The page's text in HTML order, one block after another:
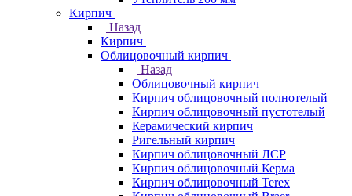
Кирпич
Назад
Кирпич
Облицовочный кирпич
Назад
Облицовочный кирпич
Кирпич облицовочный полнотелый
Кирпич облицовочный пустотелый
Керамический кирпич
Ригельный кирпич
Кирпич облицовочный ЛСР
Кирпич облицовочный Керма
Кирпич облицовочный Terex